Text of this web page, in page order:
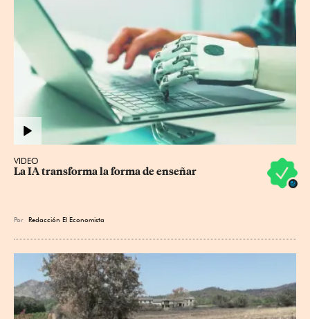
VIDEO
La IA transforma la forma de enseñar
Por Redacción El Economista